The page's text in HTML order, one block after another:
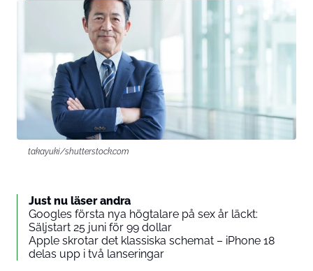
takayuki/shutterstock.com
Just nu läser andra
Googles första nya högtalare på sex år läckt:
Säljstart 25 juni för 99 dollar
Apple skrotar det klassiska schemat – iPhone 18
delas upp i två lanseringar